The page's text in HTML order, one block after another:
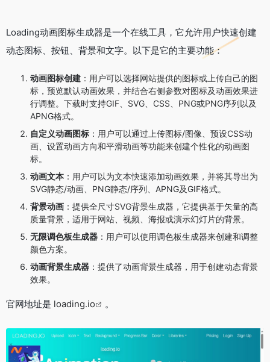
Loading动画图标生成器是一个在线工具，它允许用户快速创建
动态图标、按钮、背景和文字。以下是它的主要功能：
动画图标创建 ：用户可以选择网站提供的图标或上传自己的图
标，预览默认动画效果，并结合右侧参数对图标及动画效果进
行调整。下载时支持GIF、SVG、CSS、PNG或PNG序列以及
APNG格式。
自定义动画图标 ：用户可以通过上传图标/图像、预设CSS动
画、设置动画方向和平滑动画等功能来创建个性化的动画图
标。
动画文本 ：用户可以为文本快速添加动画效果，并将其导出为
SVG静态/动画、PNG静态/序列、APNG及GIF格式。
背景动画 ：提供全尺寸SVG背景生成器，它提供基于矢量的高
质量背景，适用于网站、视频、海报或演示幻灯片的背景。
无限调色板生成器 ：用户可以使用调色板生成器来创建和调整
颜色方案。
动画背景生成器 ：提供了动画背景生成器，用于创建动态背景
效果。
官网地址是 loading.io 。